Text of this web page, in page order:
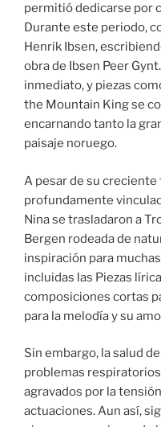
permitió dedicarse por
Durante este periodo,
Henrik Ibsen,
obra de Ibsen Peer
inmediato, y piezas
the Mountain King se
encarnando tanto la
paisaje noruego.
A pesar de su creciente
profundamente
Nina se trasladaron a
Bergen rodeada de
inspiración para
incluidas las Piezas
composiciones cortas
para la melodía y su
Sin embargo, la salud
problemas
agravados por la
actuaciones. Aun así,